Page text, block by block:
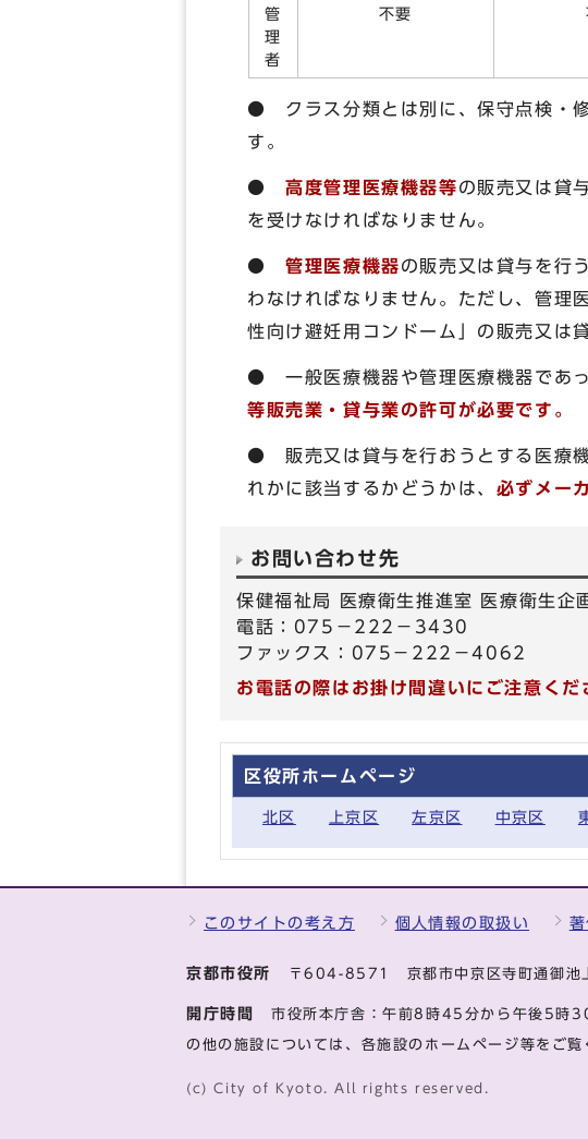
管
理
者
不要
● クラス分類とは別に、保守点検・修
す。
●高度管理医療機器等の販売又は貸
を受けなければなりません。
●管理医療機器の販売又は貸与を行
わなければなりません。ただし、管理
性向け避妊用コンドーム」の販売又は
● 一般医療機器や管理医療機器であっ
等販売業・貸与業の許可が必要です。
● 販売又は貸与を行おうとする医療
れかに該当するかどうかは、 必ずメー
お問い合わせ先
保健福祉局 医療衛生推進室 医療衛生企
電話：075－222－3430
ファックス：075－222－4062
お電話の際はお掛け間違いにご注意くだ
区役所ホームページ
北区 上京区 左京区 中京区
このサイトの考え方 個人情報の取扱い
京都市役所 〒604-8571 京都市中京区寺町通御池
開庁時間 市役所本庁舎：午前8時45分から午後5時
の他の施設については、各施設のホームページ等をご覧
(c) City of Kyoto. All rights reserved.